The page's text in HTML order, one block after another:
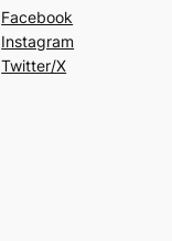
Facebook
Instagram
Twitter/X